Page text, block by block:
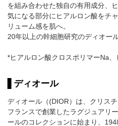
を組み合わせた独自の有用成分、
気になる部分にヒアルロン酸をチ
リューム感を肌へ。
20年以上の幹細胞研究のディオール
*ヒアルロン酸クロスポリマーNa
ディオール
ディオール（(DIOR）は、クリス
フランスで創業したラグジュアリ
ールのコレクションに始まり、